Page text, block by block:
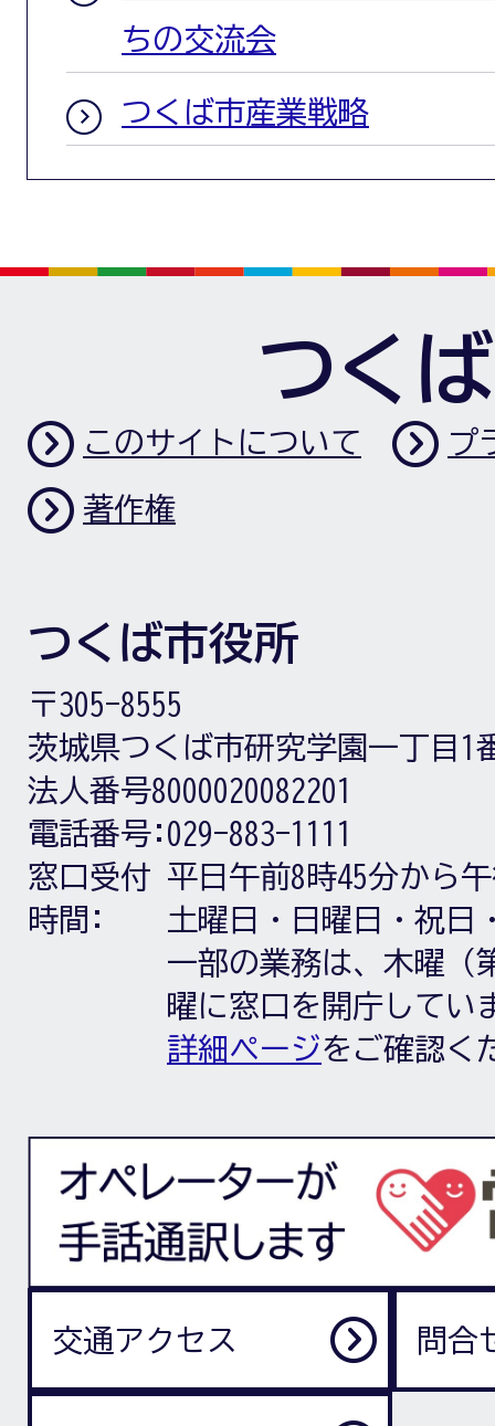
ちの交流会
つくば市産業戦略
つく
このサイトについて プ
著作権
つくば市役所
〒305-8555
茨城県つくば市研究学園一丁目1
法人番号8000020082201
電話番号: 029-883-1111
窓口受付
時間:
平日午前8時45分から
土曜日・日曜日・祝日
一部の業務は、木曜（
曜に窓口を開庁してい
詳細ページをご確認く
交通アクセス 問合